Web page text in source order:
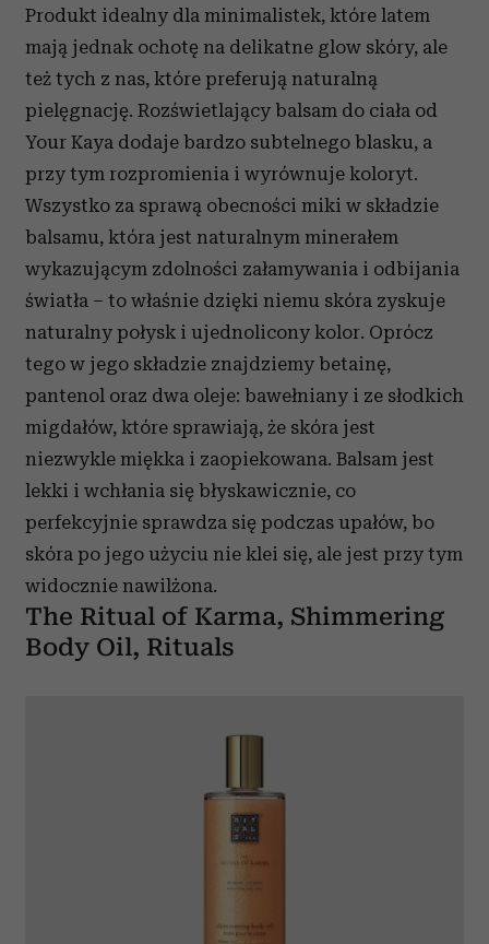
Produkt idealny dla minimalistek, które latem
mają jednak ochotę na delikatne glow skóry, ale
też tych z nas, które preferują naturalną
pielęgnację. Rozświetlający balsam do ciała od
Your Kaya dodaje bardzo subtelnego blasku, a
przy tym rozpromienia i wyrównuje koloryt.
Wszystko za sprawą obecności miki w składzie
balsamu, która jest naturalnym minerałem
wykazującym zdolności załamywania i odbijania
światła – to właśnie dzięki niemu skóra zyskuje
naturalny połysk i ujednolicony kolor. Oprócz
tego w jego składzie znajdziemy betainę,
pantenol oraz dwa oleje: bawełniany i ze słodkich
migdałów, które sprawiają, że skóra jest
niezwykle miękka i zaopiekowana. Balsam jest
lekki i wchłania się błyskawicznie, co
perfekcyjnie sprawdza się podczas upałów, bo
skóra po jego użyciu nie klei się, ale jest przy tym
widocznie nawilżona.
The Ritual of Karma, Shimmering
Body Oil, Rituals